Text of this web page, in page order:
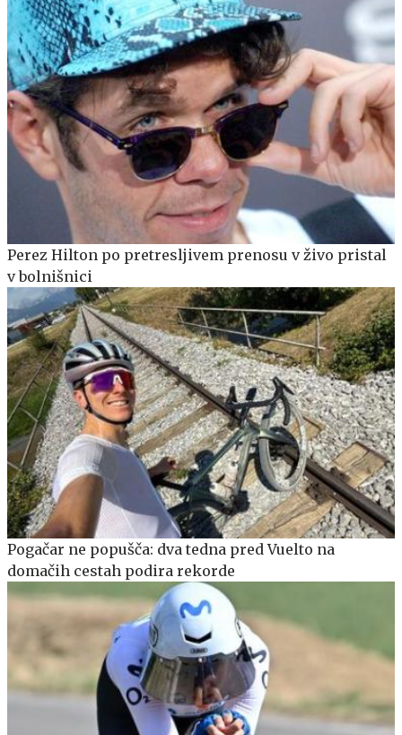
Perez Hilton po pretresljivem prenosu v živo pristal
v bolnišnici
Pogačar ne popušča: dva tedna pred Vuelto na
domačih cestah podira rekorde